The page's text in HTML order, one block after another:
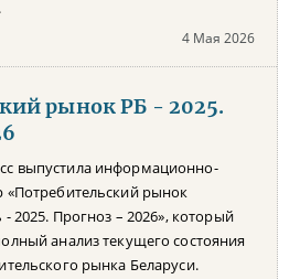
4 Мая 2026
рынок РБ - 2025.
выпустила информационно-
«Потребительский рынок
2025. Прогноз – 2026», который
анализ текущего состояния
рынка Беларуси.